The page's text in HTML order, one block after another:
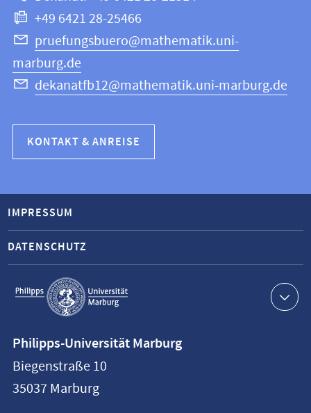
+49 6421 28-25466
pruefungsbuero@mathematik.uni-
marburg.de
dekanatfb12@mathematik.uni-marburg.de
KONTAKT & ANREISE
Service-
Navigation
IMPRESSUM
DATENSCHUTZ
Philipps-
Universität
Marburg
Philipps-Universität Marburg
Biegenstraße 10
35037 Marburg